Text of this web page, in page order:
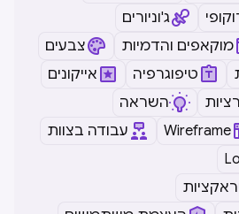
ג'וניורים
מוקאפים והדמיות
צבעים
טיפוגרפיה
אייקונים
השראה
Wireframe
עבודה בצוות